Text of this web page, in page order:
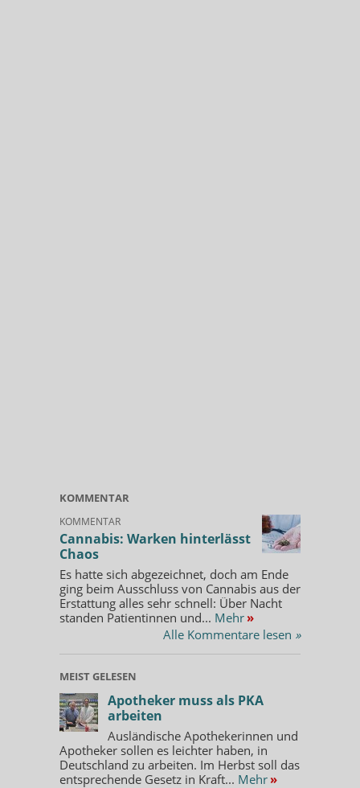
KOMMENTAR
KOMMENTAR
Cannabis: Warken hinterlässt
Chaos
Es hatte sich abgezeichnet, doch am Ende
ging beim Ausschluss von Cannabis aus der
Erstattung alles sehr schnell: Über Nacht
standen Patientinnen und... Mehr »
Alle Kommentare lesen »
MEIST GELESEN
Apotheker muss als PKA
arbeiten
Ausländische Apothekerinnen und
Apotheker sollen es leichter haben, in
Deutschland zu arbeiten. Im Herbst soll das
entsprechende Gesetz in Kraft... Mehr »